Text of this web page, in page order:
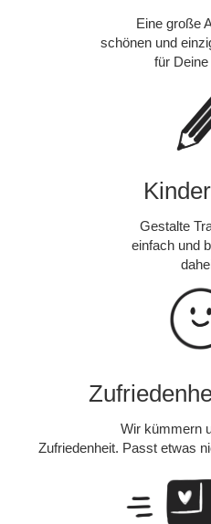
Eine große
schönen und
für
Gestalte
einfach und
Wir kümmern
Zufriedenheit. Passt etwas